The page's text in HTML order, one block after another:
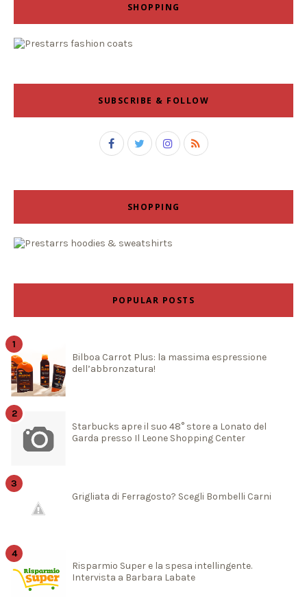
SHOPPING
SUBSCRIBE & FOLLOW
SHOPPING
POPULAR POSTS
Bilboa Carrot Plus: la massima espressione
dell’abbronzatura!
Starbucks apre il suo 48° store a Lonato del
Garda presso Il Leone Shopping Center
Grigliata di Ferragosto? Scegli Bombelli Carni
Risparmio Super e la spesa intellingente.
Intervista a Barbara Labate